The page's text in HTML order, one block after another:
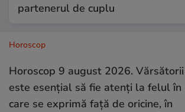
partenerul de cuplu
Horoscop
Horoscop 9 august 2026. Vărsătorii
este esențial să fie atenți la felul în
care se exprimă față de oricine, în